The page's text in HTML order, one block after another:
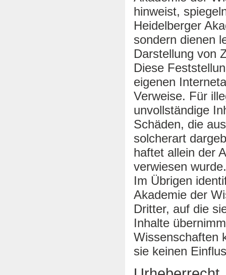
hinweist,
Heidelberger
sondern dienen
Darstellung von
Diese
eigenen
Verweise. Für
unvollständige
Schäden, die
solcherart
haftet allein der
verwiesen wurde.
Im Übrigen
Akademie der
Dritter, auf die
Inhalte
Wissenschaften
sie keinen